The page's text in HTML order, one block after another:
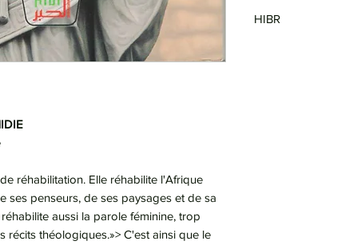
réhabilitation. Elle réhabilite l'Afrique
ses penseurs, de ses paysages et de sa
aussi la parole féminine, trop
théologiques.»> C'est ainsi que le
HIBR